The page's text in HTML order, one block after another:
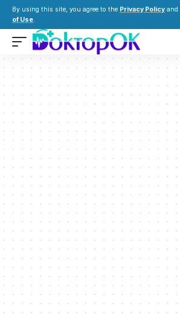
By using this site, you agree to the Privacy Policy and
of Use.